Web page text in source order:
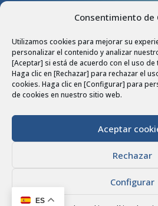
Consentimiento de
Utilizamos cookies para mejorar su
personalizar el contenido y analizar
[Aceptar] si está de acuerdo con el uso
Haga clic en [Rechazar] para rechazar el
cookies. Haga clic en [Configurar] para
de cookies en nuestro sitio web.
Aceptar
Rechazar
Configurar
Política de Privacidad|Política de
Accesibilidad
© 2026 Ramírez Arribas
ES